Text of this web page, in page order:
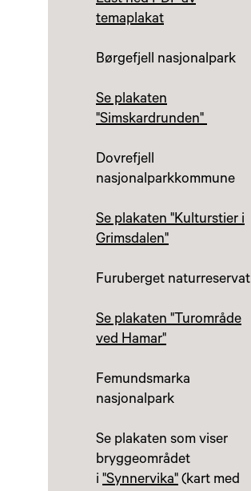
temaplakat
Børgefjell nasjonalpark
Se plakaten
"Simskardrunden"
Dovrefjell
nasjonalparkkommune
Se plakaten "Kulturstier i
Grimsdalen"
Furuberget naturreservat
Se plakaten "Turområde
ved Hamar"
Femundsmarka
nasjonalpark
Se plakaten som viser
bryggeområdet
i "Synnervika" (kart med